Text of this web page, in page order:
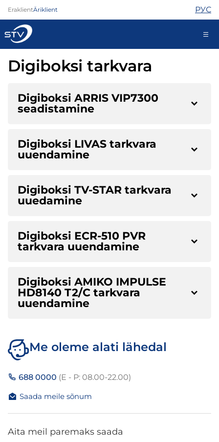
EraklientÄriklient РУС
688 0000
Telefon
Turvateenused
Pood
Kontaktid
Uudised
Digiboksi tarkvara
Digiboksi ARRIS VIP7300
seadistamine
Digiboksi LIVAS tarkvara
uuendamine
Digiboksi TV-STAR tarkvara
uuedamine
Digiboksi ECR-510 PVR
tarkvara uuendamine
Digiboksi AMIKO IMPULSE
HD8140 T2/C tarkvara
uuendamine
Me oleme alati lähedal
688 0000 (E - P: 08.00-22.00)
Saada meile sõnum
Aita meil paremaks saada